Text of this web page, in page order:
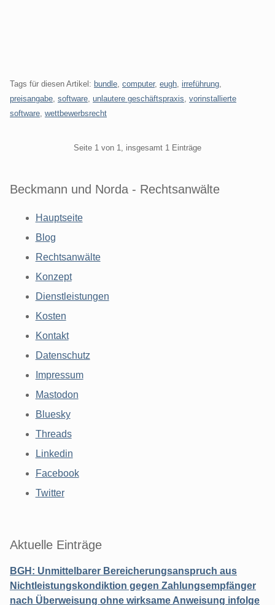
Tags für diesen Artikel: bundle computer, eugh irreführung
preisangabe software unlautere geschäftspraxis vorinstallierte
software wettbewerbsrecht
Seite 1 von 1, insgesamt 1 Einträge
Beckmann und Norda - Rechtsanwälte
Hauptseite
Blog
Rechtsanwälte
Konzept
Dienstleistungen
Kosten
Kontakt
Datenschutz
Impressum
Mastodon
Bluesky
Threads
Linkedin
Facebook
Twitter
Aktuelle Einträge
BGH: Unmittelbarer Bereicherungsanspruch aus
Nichtleistungskondiktion gegen Zahlungsempfänger
nach Überweisung ohne wirksame Anweisung infolge